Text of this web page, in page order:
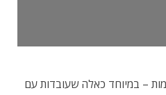
– במיוחד כאלה שעובדות עם